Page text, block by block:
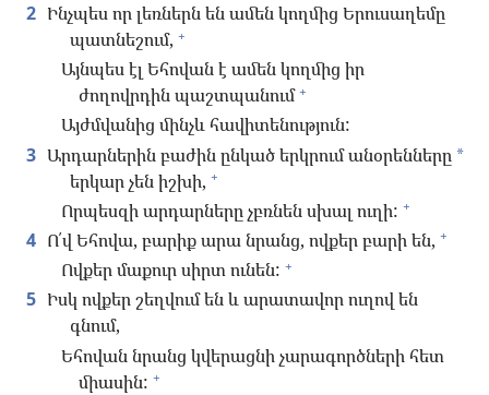
2 Ինչպես որ լեռներն են ամեն կողմից Երուսաղեմը
պատնեշում, +
Այնպես էլ Եհովան է ամեն կողմից իր
ժողովրդին պաշտպանում +
Այժմվանից մինչև հավիտենություն:
3 Արդարներին բաժին ընկած երկրում անօրենները *
երկար չեն իշխի, +
Որպեսզի արդարները չբռնեն սխալ ուղի: +
4 Ո՛վ Եհովա, բարիք արա նրանց, ովքեր բարի են, +
Ովքեր մաքուր սիրտ ունեն: +
5 Իսկ ովքեր շեղվում են և արատավոր ուղով են
գնում,
Եհովան նրանց կվերացնի չարագործների հետ
միասին: +